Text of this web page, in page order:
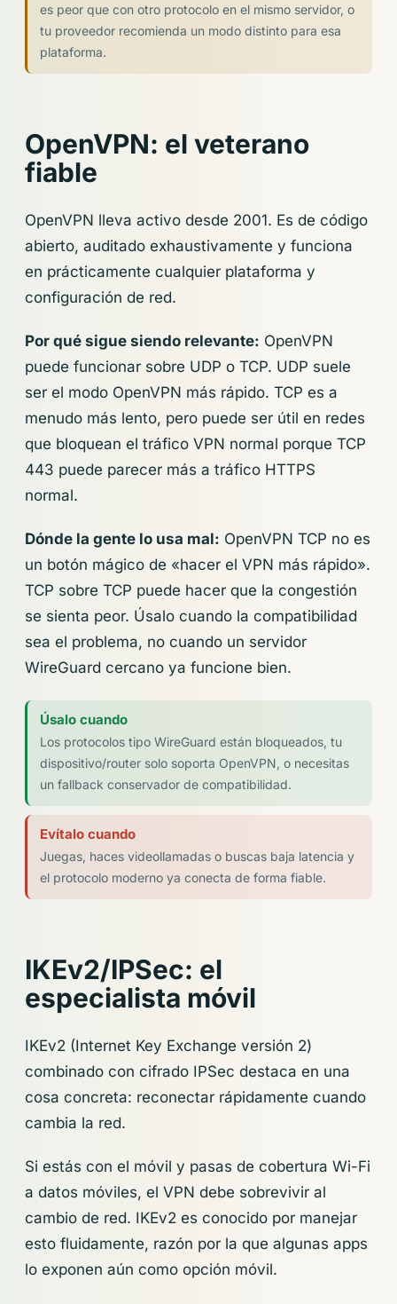
es peor que con otro protocolo en el mismo servidor, o
tu proveedor recomienda un modo distinto para esa
plataforma.
OpenVPN: el veterano
fiable
OpenVPN lleva activo desde 2001. Es de código
abierto, auditado exhaustivamente y funciona
en prácticamente cualquier plataforma y
configuración de red.
Por qué sigue siendo relevante: OpenVPN
puede funcionar sobre UDP o TCP. UDP suele
ser el modo OpenVPN más rápido. TCP es a
menudo más lento, pero puede ser útil en redes
que bloquean el tráfico VPN normal porque TCP
443 puede parecer más a tráfico HTTPS
normal.
Dónde la gente lo usa mal: OpenVPN TCP no es
un botón mágico de «hacer el VPN más rápido».
TCP sobre TCP puede hacer que la congestión
se sienta peor. Úsalo cuando la compatibilidad
sea el problema, no cuando un servidor
WireGuard cercano ya funcione bien.
Úsalo cuando
Los protocolos tipo WireGuard están bloqueados, tu
dispositivo/router solo soporta OpenVPN, o necesitas
un fallback conservador de compatibilidad.
Evítalo cuando
Juegas, haces videollamadas o buscas baja latencia y
el protocolo moderno ya conecta de forma fiable.
IKEv2/IPSec: el
especialista móvil
IKEv2 (Internet Key Exchange versión 2)
combinado con cifrado IPSec destaca en una
cosa concreta: reconectar rápidamente cuando
cambia la red.
Si estás con el móvil y pasas de cobertura Wi-Fi
a datos móviles, el VPN debe sobrevivir al
cambio de red. IKEv2 es conocido por manejar
esto fluidamente, razón por la que algunas apps
lo exponen aún como opción móvil.